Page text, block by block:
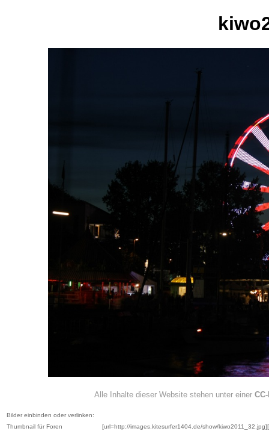
Alle Inhalte dieser Website stehen unter einer
Bilder einbinden oder verlinken:
Thumbnail für Foren
[url=http://images.kitesurfer1404.de/show/